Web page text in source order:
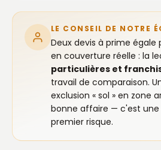
LE CONSEIL DE NOTRE
Deux devis à prime
en couverture réelle : la
particulières et
travail de comparaison.
exclusion « sol » en zone
bonne affaire — c'est
premier risque.